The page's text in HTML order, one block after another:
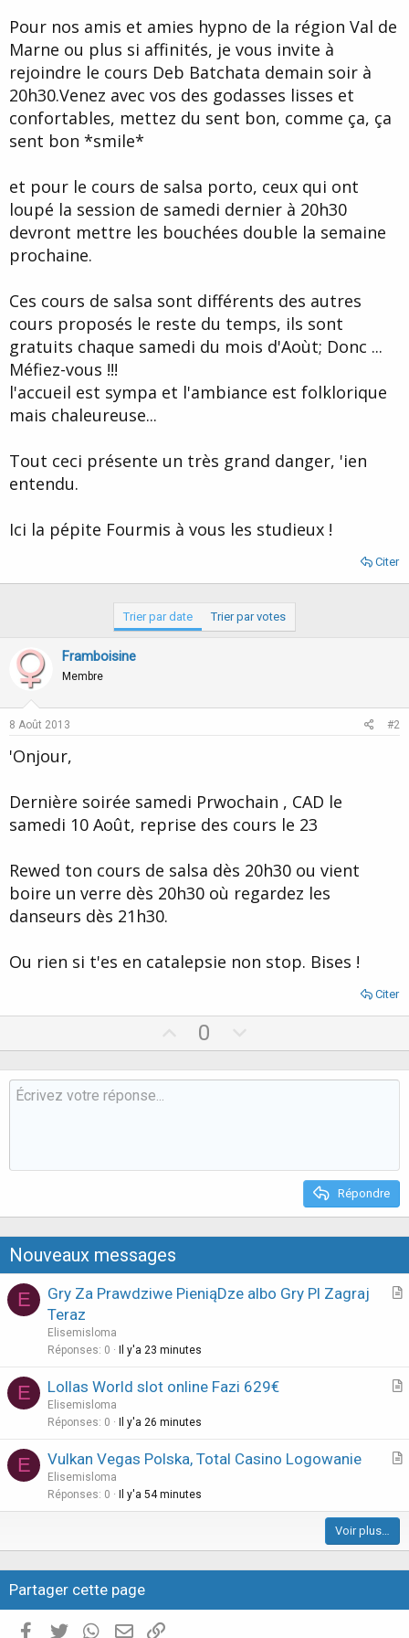
e
l
a
d
i
c
u
i
o
Pour nos amis et amies hypno de la région Val de
Marne ou plus si affinités, je vous invite à
rejoindre le cours Deb Batchata demain soir à
20h30.Venez avec vos des godasses lisses et
confortables, mettez du sent bon, comme ça, ça
sent bon *smile*
et pour le cours de salsa porto, ceux qui ont
loupé la session de samedi dernier à 20h30
devront mettre les bouchées double la semaine
prochaine.
Ces cours de salsa sont différents des autres
cours proposés le reste du temps, ils sont
gratuits chaque samedi du mois d'Aoùt; Donc ...
Méfiez-vous !!!
l'accueil est sympa et l'ambiance est folklorique
mais chaleureuse...
Tout ceci présente un très grand danger, 'ien
entendu.
Ici la pépite Fourmis à vous les studieux !
Citer
Trier par date Trier par votes
Framboisine
Membre
8 Août 2013 #2
'Onjour,
Dernière soirée samedi Prwochain , CAD le
samedi 10 Août, reprise des cours le 23
Rewed ton cours de salsa dès 20h30 ou vient
boire un verre dès 20h30 où regardez les
danseurs dès 21h30.
Ou rien si t'es en catalepsie non stop. Bises !
Citer
p
v
0
o
w
t
Répondre
Nouveaux messages
E
A
l
Gry Za Prawdziwe PieniąDze albo Gry Pl Zagraj
Teraz
Elisemisloma
Réponses 0 Il y'a 23 minutes
E
A
c
Lollas World slot online Fazi 629€
Elisemisloma
Réponses 0 Il y'a 26 minutes
E
A
i
l
e
Vulkan Vegas Polska, Total Casino Logowanie
Elisemisloma
Réponses 0 Il y'a 54 minutes
Voir plus…
Partager cette page
Facebook
Twitter WhatsAppE-mail valide